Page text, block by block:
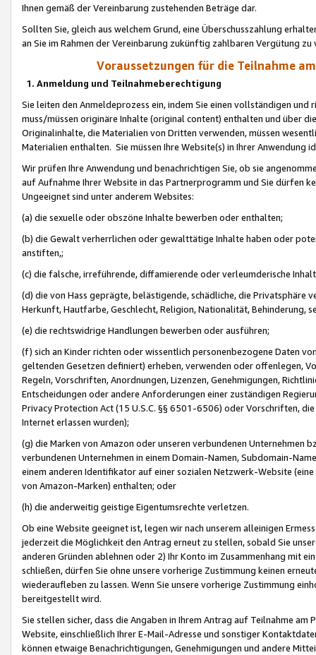
Ihnen gemäß der Vereinbarung zustehenden Beträge dar.
Sollten Sie, gleich aus welchem Grund, eine Überschusszahlung
an Sie im Rahmen der Vereinbarung zukünftig zahlbaren Vergütung zu
Voraussetzungen für die Teilnahme
1. Anmeldung und Teilnahmeberechtigung
Sie leiten den Anmeldeprozess ein, indem Sie einen vollständigen
muss/müssen originäre Inhalte (original content) enthalten und über
Originalinhalte, die Materialien von Dritten verwenden, müssen
Materialien enthalten. Sie müssen Ihre Website(s) in Ihrer Anwendung
Wir prüfen Ihre Anwendung und benachrichtigen Sie, ob sie
auf Aufnahme Ihrer Website in das Partnerprogramm und Sie dürfen
Ungeeignet sind unter anderem Websites:
(a) die sexuelle oder obszöne Inhalte bewerben oder enthalten;
(b) die Gewalt verherrlichen oder gewalttätige Inhalte haben oder
anstiften,;
(c) die falsche, irreführende, diffamierende oder verleumderische
(d) die von Hass geprägte, belästigende, schädliche, die Privatsphäre
Herkunft, Hautfarbe, Geschlecht, Religion, Nationalität, Behinderung,
(e) die rechtswidrige Handlungen bewerben oder ausführen;
(f) sich an Kinder richten oder wissentlich personenbezogene Daten
geltenden Gesetzen definiert) erheben, verwenden oder offenlegen,
Regeln, Vorschriften, Anordnungen, Lizenzen, Genehmigungen,
Entscheidungen oder andere Anforderungen einer zuständigen
Privacy Protection Act (15 U.S.C. §§ 6501-6506) oder Vorschriften,
Internet erlassen wurden);
(g) die Marken von Amazon oder unseren verbundenen Unternehmen
verbundenen Unternehmen in einem Domain-Namen, Subdomain-
einem anderen Identifikator auf einer sozialen Netzwerk-Website
von Amazon-Marken) enthalten; oder
(h) die anderweitig geistige Eigentumsrechte verletzen.
Ob eine Website geeignet ist, legen wir nach unserem alleinigen
jederzeit die Möglichkeit den Antrag erneut zu stellen, sobald Sie
anderen Gründen ablehnen oder 2) Ihr Konto im Zusammenhang mit
schließen, dürfen Sie ohne unsere vorherige Zustimmung keinen
wiederaufleben zu lassen. Wenn Sie unsere vorherige Zustimmung
bereitgestellt wird.
Sie stellen sicher, dass die Angaben in Ihrem Antrag auf Teilnahme
Website, einschließlich Ihrer E-Mail-Adresse und sonstiger
können etwaige Benachrichtigungen, Genehmigungen und andere